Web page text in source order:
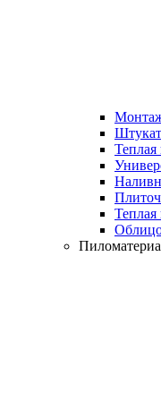
Теплая
Теплая